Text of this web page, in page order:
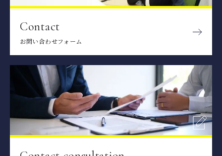
Contact
お問い合わせフォーム